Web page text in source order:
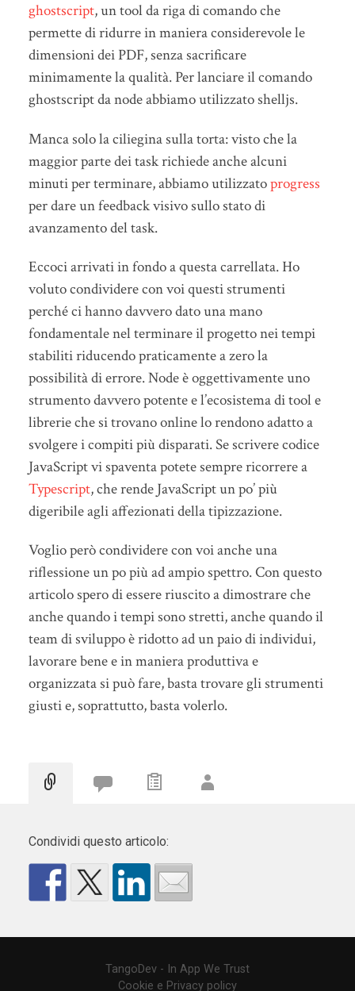
ghostscript, un tool da riga di comando che
permette di ridurre in maniera considerevole le
dimensioni dei PDF, senza sacrificare
minimamente la qualità. Per lanciare il comando
ghostscript da node abbiamo utilizzato shelljs.
Manca solo la ciliegina sulla torta: visto che la
maggior parte dei task richiede anche alcuni
minuti per terminare, abbiamo utilizzatoprogress
per dare un feedback visivo sullo stato di
avanzamento del task.
Eccoci arrivati in fondo a questa carrellata. Ho
voluto condividere con voi questi strumenti
perché ci hanno davvero dato una mano
fondamentale nel terminare il progetto nei tempi
stabiliti riducendo praticamente a zero la
possibilità di errore. Node è oggettivamente uno
strumento davvero potente e l’ecosistema di tool e
librerie che si trovano online lo rendono adatto a
svolgere i compiti più disparati. Se scrivere codice
JavaScript vi spaventa potete sempre ricorrere a
Typescript, che rende JavaScript un po’ più
digeribile agli affezionati della tipizzazione.
Voglio però condividere con voi anche una
riflessione un po più ad ampio spettro. Con questo
articolo spero di essere riuscito a dimostrare che
anche quando i tempi sono stretti, anche quando il
team di sviluppo è ridotto ad un paio di individui,
lavorare bene e in maniera produttiva e
organizzata si può fare, basta trovare gli strumenti
giusti e, soprattutto, basta volerlo.
Condividi questo articolo:
TangoDev - In App We Trust
Cookie e Privacy policy